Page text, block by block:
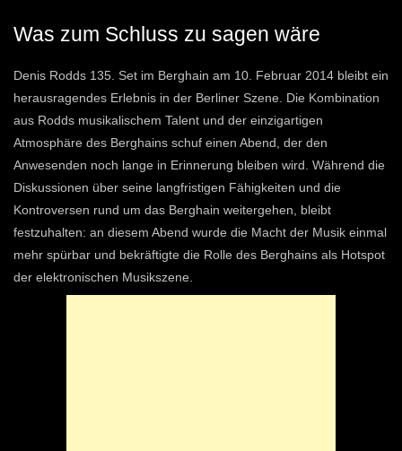
Was zum Schluss zu sagen wäre
Denis Rodds 135. Set im Berghain am 10. Februar 2014 bleibt ein
herausragendes Erlebnis in der Berliner Szene. Die Kombination
aus Rodds musikalischem Talent und der einzigartigen
Atmosphäre des Berghains schuf einen Abend, der den
Anwesenden noch lange in Erinnerung bleiben wird. Während die
Diskussionen über seine langfristigen Fähigkeiten und die
Kontroversen rund um das Berghain weitergehen, bleibt
festzuhalten: an diesem Abend wurde die Macht der Musik einmal
mehr spürbar und bekräftigte die Rolle des Berghains als Hotspot
der elektronischen Musikszene.